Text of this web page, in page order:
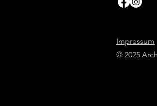
Impressum
© 2025